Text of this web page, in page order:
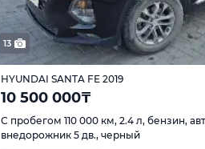
13
HYUNDAI SANTA FE 2019
10 500 000₸
С пробегом 110 000 км, 2.4 л, бензин,
внедорожник 5 дв., черный